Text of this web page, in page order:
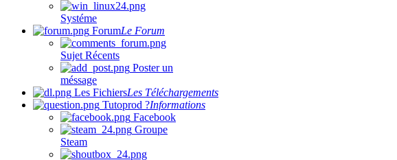
Systéme
ForumLe Forum
Sujet Récents
Poster un
méssage
Les FichiersLes Téléchargements
Tutoprod ?Informations
Facebook
Groupe
Steam